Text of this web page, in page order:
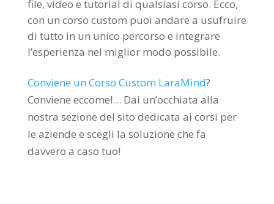
file, video e tutorial di qualsiasi corso. Ecco,
con un corso custom puoi andare a usufruire
di tutto in un unico percorso e integrare
l’esperienza nel miglior modo possibile.
Conviene un Corso Custom LaraMind?
Conviene eccome!… Dai un’occhiata alla
nostra sezione del sito dedicata ai corsi per
le aziende e scegli la soluzione che fa
davvero a caso tuo!